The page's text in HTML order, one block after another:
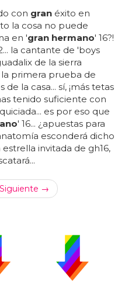
con gran éxito en
la cosa no puede
en 'gran hermano' 16?!
la cantante de 'boys
de la sierra
primera prueba de
la casa... sí, ¡más tetas
tenido suficiente con
es por eso que
' 16... ¿apuestas para
esconderá dicho
invitada de gh16,
Siguiente →